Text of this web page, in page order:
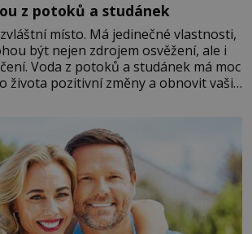
z potoků a studánek
místo. Má jedinečné vlastnosti,
být nejen zdrojem osvěžení, ale i
Voda z potoků a studánek má moc
života pozitivní změny a obnovit vaši
rituály a přinést do svého života
Je důležité